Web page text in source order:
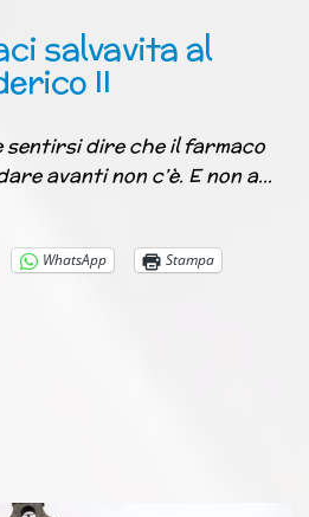
salvavita al
II
dire che il farmaco
avanti non c’è. E non a…
WhatsApp Stampa